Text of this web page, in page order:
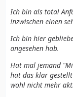
Ich bin als total
inzwischen einen
Ich bin hier
angesehen hab.
Hat mal jemand
hat das klar
wohl nicht mehr